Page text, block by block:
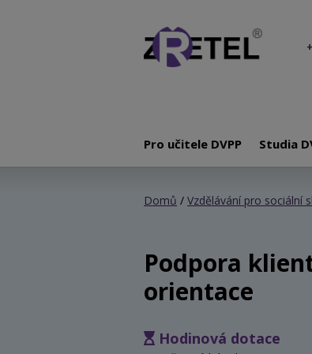
Pro učitele DVPP Studia
Domů / Vzdělávání pro sociální
Podpora
orientace
Hodinová dotace